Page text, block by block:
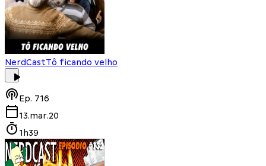
NerdCastTô ficando velho
Ep. 716
13.mar.20
1h39